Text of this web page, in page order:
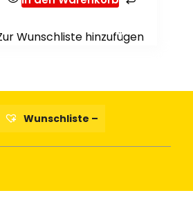
Wunschliste hinzufügen
Wunschliste –